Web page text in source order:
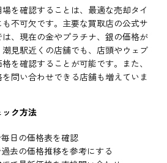
を確認することは、最適な売却タイ
不可欠です。主要な買取店の公式サ
、現在の金やプラチナ、銀の価格が
見駅近くの店舗でも、店頭やウェブ
を確認することが可能です。また、
問い合わせできる店舗も増えていま
ック方法
日の価格表を確認
去の価格推移を参考にする